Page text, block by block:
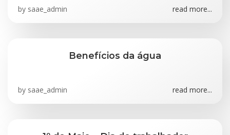
by saae_admin read more...
Benefícios da água
by saae_admin read more...